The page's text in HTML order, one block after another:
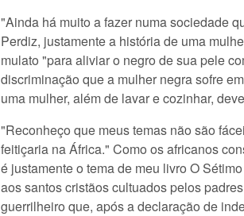
"Ainda há muito a fazer numa sociedade
Perdiz, justamente a história de uma
mulato "para aliviar o negro de sua pele
discriminação que a mulher negra sofre
uma mulher, além de lavar e cozinhar,
"Reconheço que meus temas não são
feitiçaria na África." Como os africanos
é justamente o tema de meu livro O
aos santos cristãos cultuados pelos
guerrilheiro que, após a declaração de